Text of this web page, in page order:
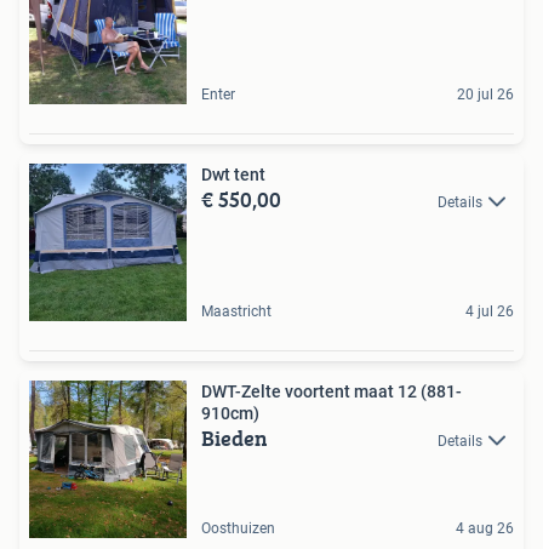
Enter 20 jul 26
Dwt tent
€ 550,00 Details
Maastricht 4 jul 26
DWT-Zelte voortent maat 12 (881-
910cm)
Bieden Details
Oosthuizen 4 aug 26